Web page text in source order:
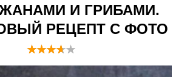
И ГРИБАМИ.
РЕЦЕПТ С ФОТО